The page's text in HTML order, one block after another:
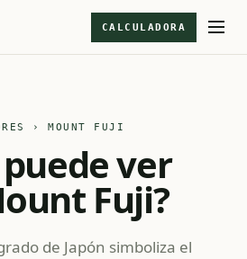
CALCULADORA
› MOUNT FUJI
ver
Fuji?
de Japón simboliza el